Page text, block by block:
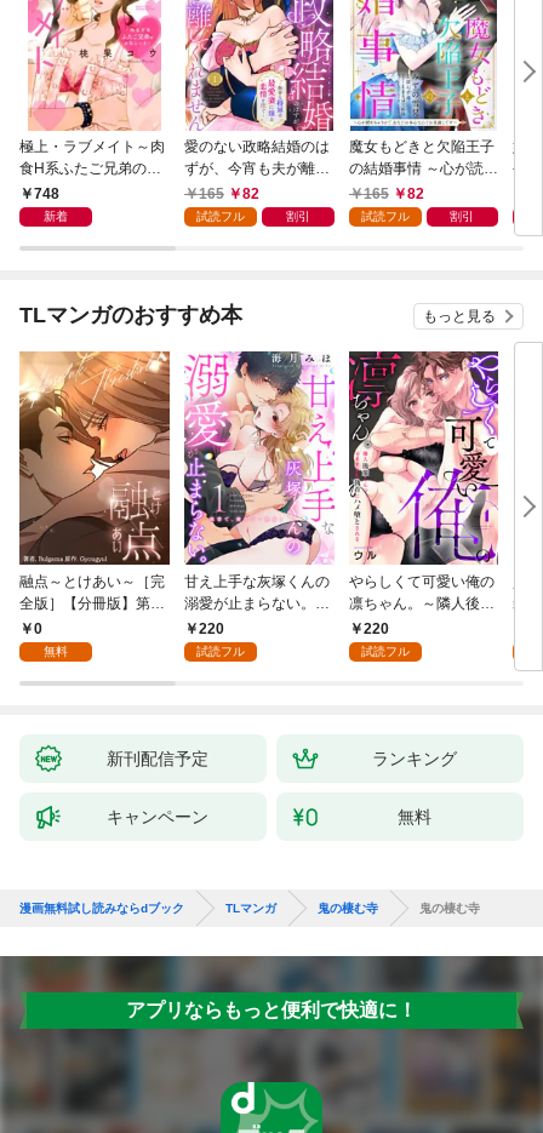
極上・ラブメイト～肉
食H系ふたご兄弟のお
気にいり～
748
新着
愛のない政略結婚のは
ずが、今宵も夫が離し
てくれません～無骨な
将軍は最愛妻に滾る恋
165 82
試読フル 割引
魔女もどきと欠陥王子
の結婚事情 ～心が読め
ちゃうので、あなたの
本心なんてお見通しで
165 82
試読フル 割引
婚
や
た
TLマンガのおすすめ本 もっと見る
融点～とけあい～［完
全版］【分冊版】第1
話0
無料
甘え上手な灰塚くんの
溺愛が止まらない。純
情で、健気で…絶倫！
(1)
220
試読フル
やらしくて可愛い俺の
凛ちゃん。～隣人後輩
くんのイキすぎた執着
にハメ堕とされる～(1)
220
試読フル
装
感
【
新刊配信予定 ランキング
キャンペーン 無料
漫画無料試し読みならdブック TLマンガ 鬼の棲む寺 鬼の棲む寺
アプリならもっと便利で快適に！